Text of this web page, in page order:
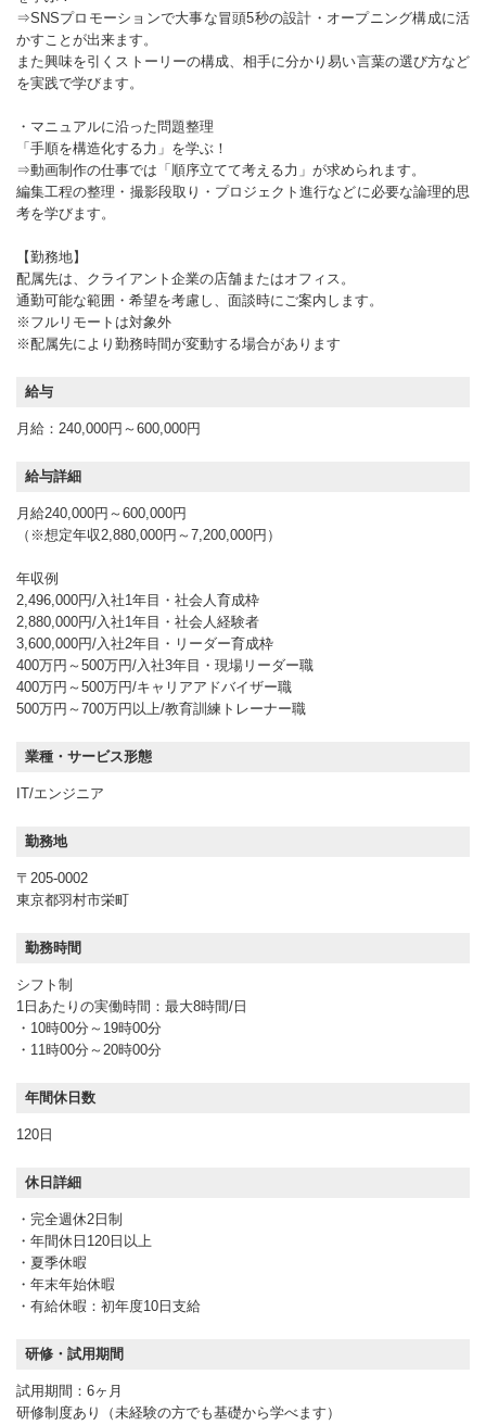
⇒SNSプロモーションで大事な冒頭5秒の設計・オープニング構成に活
かすことが出来ます。
また興味を引くストーリーの構成、相手に分かり易い言葉の選び方など
を実践で学びます。
・マニュアルに沿った問題整理
「手順を構造化する力」を学ぶ！
⇒動画制作の仕事では「順序立てて考える力」が求められます。
編集工程の整理・撮影段取り・プロジェクト進行などに必要な論理的思
考を学びます。
【勤務地】
配属先は、クライアント企業の店舗またはオフィス。
通勤可能な範囲・希望を考慮し、面談時にご案内します。
※フルリモートは対象外
※配属先により勤務時間が変動する場合があります
給与
月給：240,000円～600,000円
給与詳細
月給240,000円～600,000円
（※想定年収2,880,000円～7,200,000円）
年収例
2,496,000円/入社1年目・社会人育成枠
2,880,000円/入社1年目・社会人経験者
3,600,000円/入社2年目・リーダー育成枠
400万円～500万円/入社3年目・現場リーダー職
400万円～500万円/キャリアアドバイザー職
500万円～700万円以上/教育訓練トレーナー職
業種・サービス形態
IT/エンジニア
勤務地
〒205-0002
東京都羽村市栄町
勤務時間
シフト制
1日あたりの実働時間：最大8時間/日
・10時00分～19時00分
・11時00分～20時00分
年間休日数
120日
休日詳細
・完全週休2日制
・年間休日120日以上
・夏季休暇
・年末年始休暇
・有給休暇：初年度10日支給
研修・試用期間
試用期間：6ヶ月
研修制度あり（未経験の方でも基礎から学べます）